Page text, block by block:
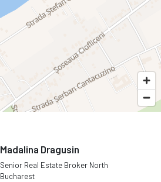
Madalina Dragusin
Senior Real Estate Broker North
Bucharest